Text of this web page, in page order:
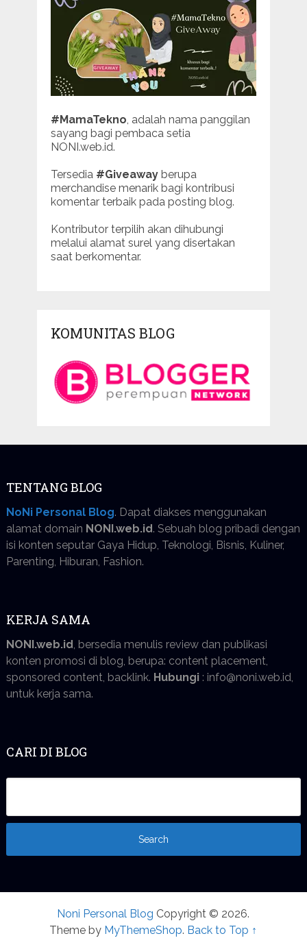
#MamaTekno , adalah nama panggilan
sayang bagi pembaca setia
NONI.web.id.
Tersedia #Giveawayberupa
merchandise menarik bagi kontribusi
komentar terbaik pada posting blog.
Kontributor terpilih akan dihubungi
melalui alamat surel yang disertakan
saat berkomentar.
KOMUNITAS BLOG
TENTANG BLOG
NoNi Personal Blog. Dapat diakses menggunakan
alamat domain NONI.web.id. Sebuah blog pribadi dengan
isi konten seputar Gaya Hidup, Teknologi, Bisnis, Kuliner,
Parenting, Hiburan, Fashion.
KERJA SAMA
NONI.web.id, bersedia menulis review dan publikasi
konten promosi di blog, berupa: content placement,
sponsored content, backlink. Hubungi: info@noni.web.id,
untuk kerja sama.
CARI DI BLOG
Noni Personal Blog Copyright © 2026.
Theme by MyThemeShop. Back to Top ↑